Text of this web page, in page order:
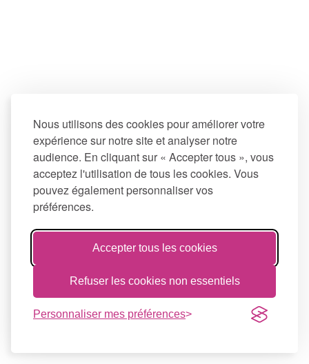
Nous utilisons des cookies pour améliorer votre
expérience sur notre site et analyser notre
audience. En cliquant sur « Accepter tous », vous
acceptez l'utilisation de tous les cookies. Vous
pouvez également personnaliser vos
préférences.
Accepter tous les cookies
Refuser les cookies non essentiels
Personnaliser mes préférences